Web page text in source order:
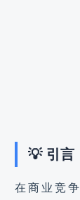
💡 引言
在商业竞争